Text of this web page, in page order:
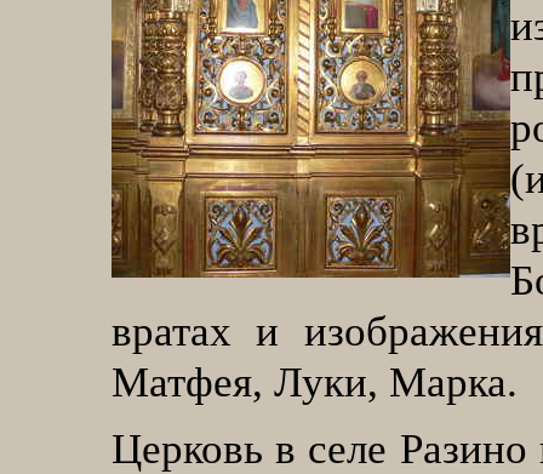
вратах и
Матфея, Луки, Марка.
Церковь в селе